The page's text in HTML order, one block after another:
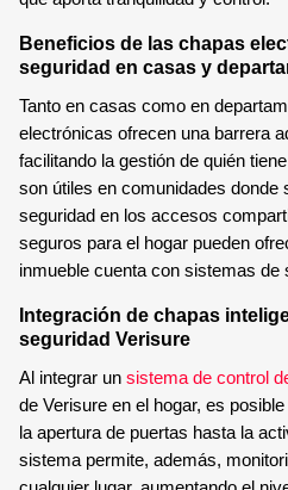
Beneficios de las chapas
seguridad en casas y
Tanto en casas como en
electrónicas ofrecen una barrera
facilitando la gestión de quién
son útiles en comunidades
seguridad en los accesos
seguros para el hogar pueden
inmueble cuenta con sistemas de
Integración de chapas
seguridad Verisure
Al integrar un sistema de control
de Verisure en el hogar, es
la apertura de puertas hasta la
sistema permite, además,